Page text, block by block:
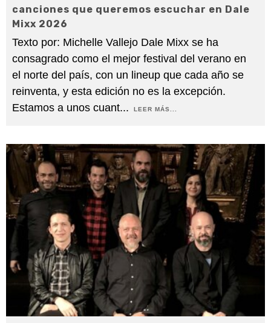
canciones que queremos escuchar en Dale
Mixx 2026
Texto por: Michelle Vallejo Dale Mixx se ha
consagrado como el mejor festival del verano en
el norte del país, con un lineup que cada año se
reinventa, y esta edición no es la excepción.
Estamos a unos cuant... LEER MÁS...